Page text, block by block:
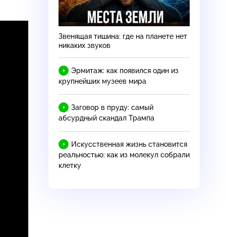
Звенящая тишина: где на планете нет
никаких звуков
Эрмитаж: как появился один из
крупнейших музеев мира
Заговор в пруду: самый
абсурдный скандал Трампа
Искусственная жизнь становится
реальностью: как из молекул собрали
клетку